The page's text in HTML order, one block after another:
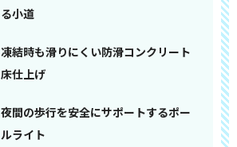
る小道
凍結時も滑りにくい防滑コンクリート
床仕上げ
夜間の歩行を安全にサポートするポー
ルライト